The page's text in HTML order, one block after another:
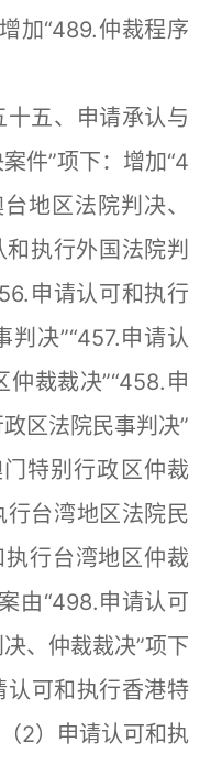
加“489.仲裁程序
五、申请承认与
件”项下：增加“4
地区法院判决、
执行外国法院判
申请认可和执行
决”“457.申请认
裁裁决”“458.申
区法院民事判决”
特别行政区仲裁
行台湾地区法院民
执行台湾地区仲裁
由“498.申请认可
、仲裁裁决”项下
认可和执行香港特
2）申请认可和执